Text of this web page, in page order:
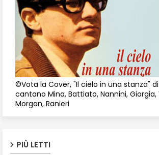
©Vota la Cover, "Il cielo in una stanza" di
cantano Mina, Battiato, Nannini, Giorgia,
Morgan, Ranieri
PIÙ LETTI